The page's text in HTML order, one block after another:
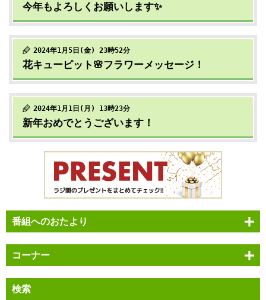
今年もよろしくお願いします✨
2024年1月5日(金) 23時52分
花キューピット🌸フラワーメッセージ！
2024年1月1日(月) 13時23分
新年おめでとうございます！
番組へのおたより
コーナー
検索